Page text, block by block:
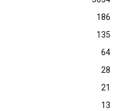
186
135
64
28
21
13